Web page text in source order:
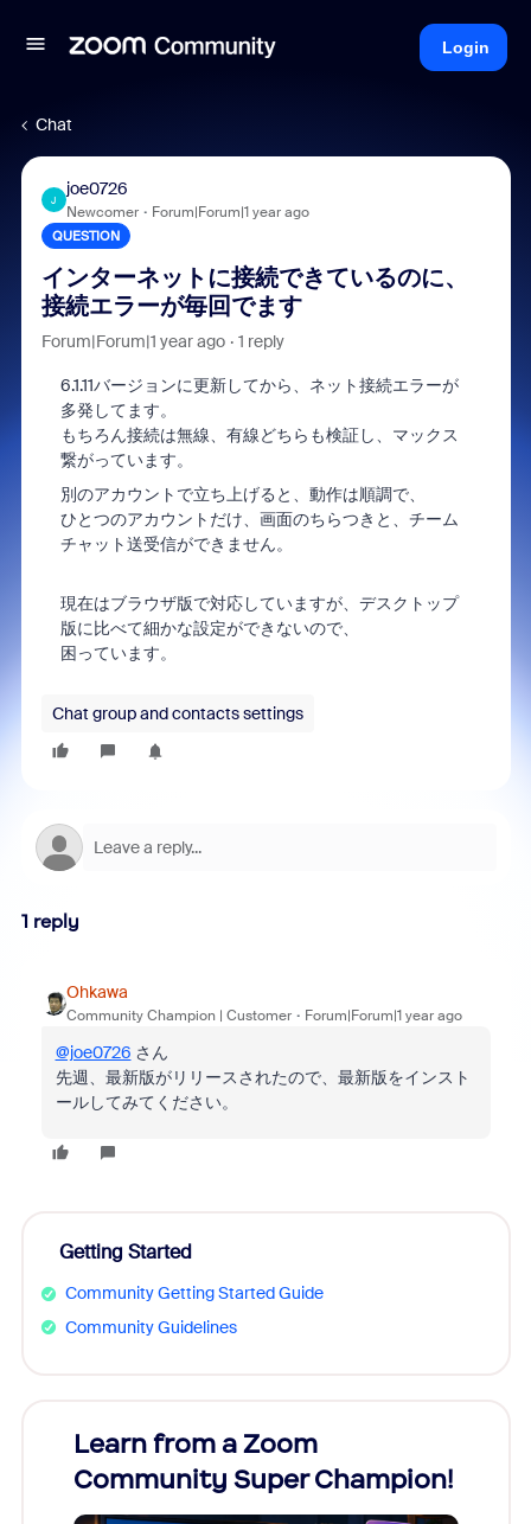
Login
Chat
J
joe0726
Newcomer Forum|Forum|1 year ago
QUESTION
インターネットに接続できているのに、
接続エラーが毎回でます
Forum|Forum|1 year ago 1 reply
6.1.11バージョンに更新してから、ネット接続エラーが
多発してます。
もちろん接続は無線、有線どちらも検証し、マックス
繋がっています。
別のアカウントで立ち上げると、動作は順調で、
ひとつのアカウントだけ、画面のちらつきと、チーム
チャット送受信ができません。
現在はブラウザ版で対応していますが、デスクトップ
版に比べて細かな設定ができないので、
困っています。
Chat group and contacts settings
1 reply
Ohkawa
Community Champion | Customer Forum|Forum|1 year ago
@joe0726 さん
先週、最新版がリリースされたので、最新版をインスト
ールしてみてください。
Getting Started
Community Getting Started Guide
Community Guidelines
Learn from a Zoom
Community Super Champion!